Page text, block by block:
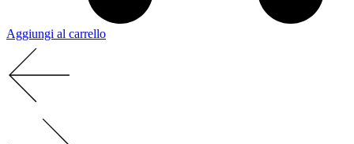
Aggiungi al carrello